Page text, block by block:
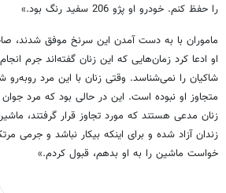
را حفظ کنم. خودرو او پژو 206 سفید رنگ بود.»
ماموران با به دست آمدن این سرنخ موفق شدند،
او ادعا کرد زمان‌هایی که این زنان گفته‌اند جرم
شاکیان را نمی‌شناسد. وقتی زنان با این مرد روبه‌رو
متجاوز او نبوده است. این در حالی بود که مرد
زنان مدعی هستند که مورد تجاوز قرار گرفتند،
زندان آزاد شده و برای اینکه بیکار نباشد و جرمی
خواست ماشین را به او بدهم، قبول کردم.»